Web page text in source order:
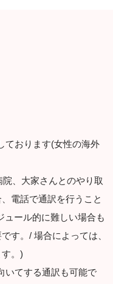
ております(女性の海外
、大家さんとのやり取
電話で通訳を行うこと
ュール的に難しい場合も
す。/ 場合によっては、
。)
いてする通訳も可能で